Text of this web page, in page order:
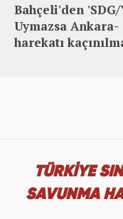
Bahçeli'den 'SDG/
Uymazsa
harekatı
TÜRKİYE
SAVUNMA